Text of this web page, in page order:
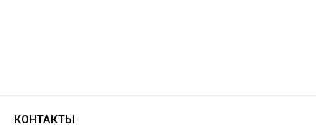
КОНТАКТЫ